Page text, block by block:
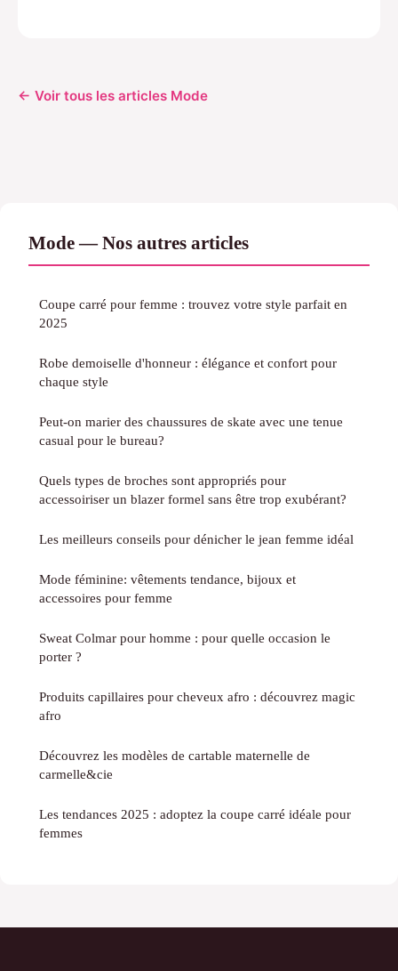
← Voir tous les articles Mode
Mode — Nos autres articles
Coupe carré pour femme : trouvez votre style parfait en
2025
Robe demoiselle d'honneur : élégance et confort pour
chaque style
Peut-on marier des chaussures de skate avec une tenue
casual pour le bureau?
Quels types de broches sont appropriés pour
accessoiriser un blazer formel sans être trop exubérant?
Les meilleurs conseils pour dénicher le jean femme idéal
Mode féminine: vêtements tendance, bijoux et
accessoires pour femme
Sweat Colmar pour homme : pour quelle occasion le
porter ?
Produits capillaires pour cheveux afro : découvrez magic
afro
Découvrez les modèles de cartable maternelle de
carmelle&cie
Les tendances 2025 : adoptez la coupe carré idéale pour
femmes